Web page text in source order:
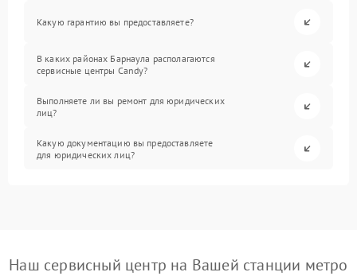
Какую гарантию вы предоставляете?
В каких районах Барнаула располагаются
сервисные центры Candy?
Выполняете ли вы ремонт для юридических
лиц?
Какую документацию вы предоставляете
для юридических лиц?
Наш сервисный центр на Вашей станции метро